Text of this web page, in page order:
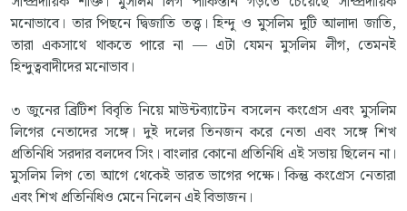
মনোভাবে। তার পিছনে দ্বিজাতি তত্ত্ব। হিন্দু ও মুসলিম দুটি আলাদা জাতি,
তারা একসাথে থাকতে পারে না — এটা যেমন মুসলিম লীগ, তেমনই
হিন্দুত্ববাদীদের মনোভাব।
৩ জুনের ব্রিটিশ বিবৃতি নিয়ে মাউন্টব্যাটেন বসলেন কংগ্রেস এবং মুসলিম
লিগের নেতাদের সঙ্গে। দুই দলের তিনজন করে নেতা এবং সঙ্গে শিখ
প্রতিনিধি সরদার বলদেব সিং। বাংলার কোনো প্রতিনিধি এই সভায় ছিলেন না।
মুসলিম লিগ তো আগে থেকেই ভারত ভাগের পক্ষে। কিন্তু কংগ্রেস নেতারা
এবং শিখ প্রতিনিধিও মেনে নিলেন এই বিভাজন।